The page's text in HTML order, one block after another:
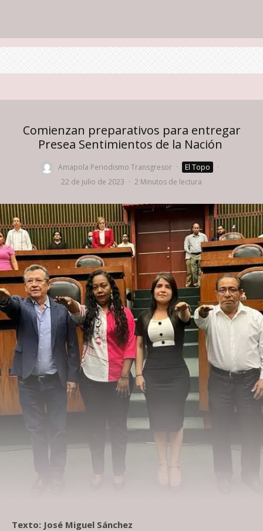
Comienzan preparativos para entregar
Presea Sentimientos de la Nación
Amapola Periodismo Transgresor · El Topo
·
22 de julio de 2023 · 2 Minutos de lectura
Texto: José Miguel Sánchez